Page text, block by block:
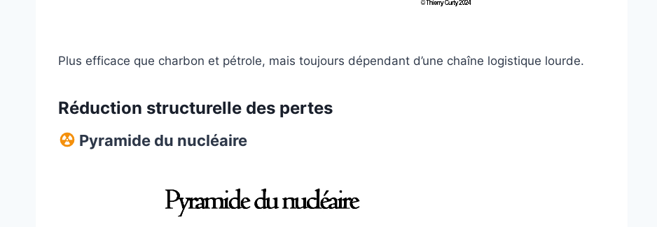
Plus efficace que charbon et pétrole, mais toujours dépendant d’une chaîne logistique lourde.
Réduction structurelle des pertes
Pyramide du nucléaire